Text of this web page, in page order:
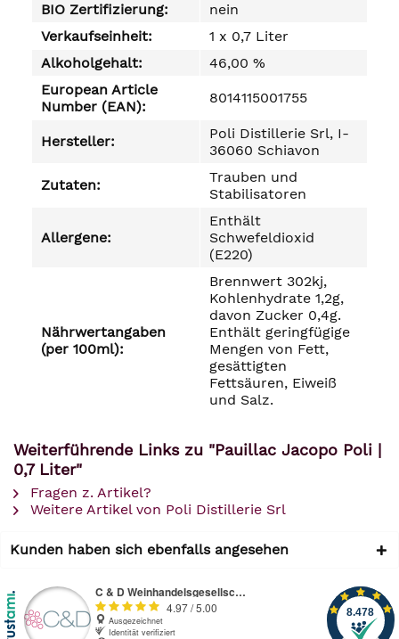
BIO Zertifizierung:
nein
Verkaufseinheit:
1 x 0,7 Liter
Alkoholgehalt:
46,00 %
European Article
Number (EAN):
8014115001755
Hersteller:
Poli Distillerie Srl, I-
36060 Schiavon
Zutaten:
Trauben und
Stabilisatoren
Allergene:
Enthält
Schwefeldioxid
(E220)
Nährwertangaben
(per 100ml):
Brennwert 302kj,
Kohlenhydrate 1,2g,
davon Zucker 0,4g.
Enthält geringfügige
Mengen von Fett,
gesättigten
Fettsäuren, Eiweiß
und Salz.
Weiterführende Links zu "Pauillac Jacopo Poli |
0,7 Liter"
Fragen z. Artikel?
Weitere Artikel von Poli Distillerie Srl
Kunden haben sich ebenfalls angesehen